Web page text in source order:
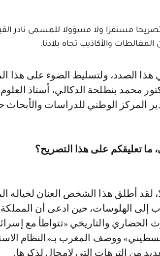
تصريحا مستفزا ولا مسؤولا للمسمى نادر
والأكاذيب تجاه بلادنا.
محمد بنطلحة الدكالي، أستاذ
المركز الوطني للدراسات والأبحاث
ما تعليقكم على هذا التصريح؟
لقد أطلق هذا الشخص العنان
إلى الهلوسات، حين ادعى أن المملكة
الحضاري والتاريخي «تتواطأ مع
ووصف المغرب بـ«النظام
من الترهات التي لامجال لذكرها.